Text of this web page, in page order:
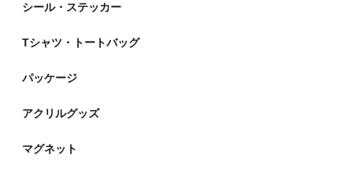
シール・ステッカー
Tシャツ・トートバッグ
パッケージ
アクリルグッズ
マグネット